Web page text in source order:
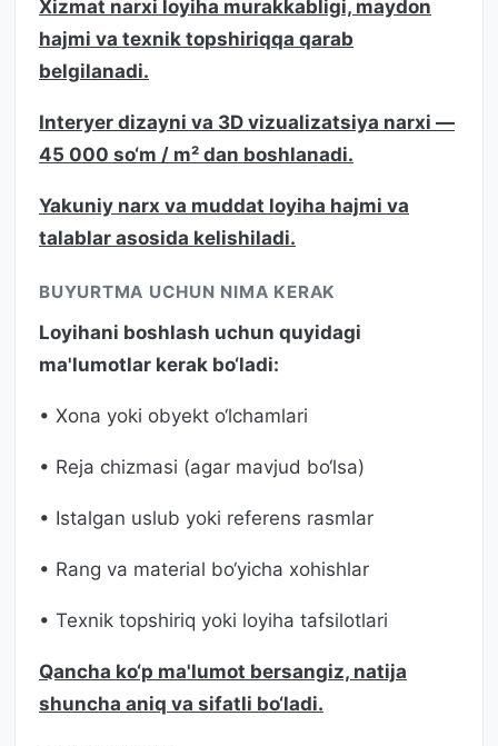
Xizmat narxi loyiha murakkabligi, maydon
hajmi va texnik topshiriqqa qarab
belgilanadi.
Interyer dizayni va 3D vizualizatsiya narxi —
45 000 so‘m / m² dan boshlanadi.
Yakuniy narx va muddat loyiha hajmi va
talablar asosida kelishiladi.
BUYURTMA UCHUN NIMA KERAK
Loyihani boshlash uchun quyidagi
ma'lumotlar kerak bo‘ladi:
• Xona yoki obyekt o‘lchamlari
• Reja chizmasi (agar mavjud bo‘lsa)
• Istalgan uslub yoki referens rasmlar
• Rang va material bo‘yicha xohishlar
• Texnik topshiriq yoki loyiha tafsilotlari
Qancha ko‘p ma'lumot bersangiz, natija
shuncha aniq va sifatli bo‘ladi.